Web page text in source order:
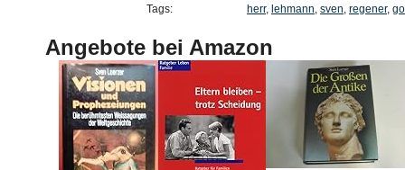
Tags:
herr, lehmann, sven, regener,
Angebote bei Amazon